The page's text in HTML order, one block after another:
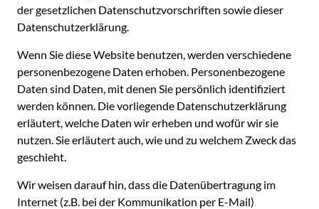
der gesetzlichen Datenschutzvorschriften sowie dieser
Datenschutzerklärung.
Wenn Sie diese Website benutzen, werden verschiedene
personenbezogene Daten erhoben. Personenbezogene
Daten sind Daten, mit denen Sie persönlich identifiziert
werden können. Die vorliegende Datenschutzerklärung
erläutert, welche Daten wir erheben und wofür wir sie
nutzen. Sie erläutert auch, wie und zu welchem Zweck das
geschieht.
Wir weisen darauf hin, dass die Datenübertragung im
Internet (z.B. bei der Kommunikation per E-Mail)